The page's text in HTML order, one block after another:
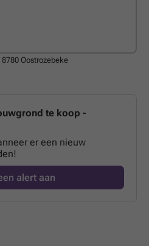
8780 Oostrozebeke
te koop -
er een nieuw
alert aan